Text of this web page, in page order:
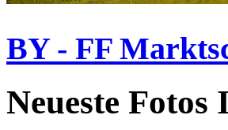
BY - FF
Neueste Fotos